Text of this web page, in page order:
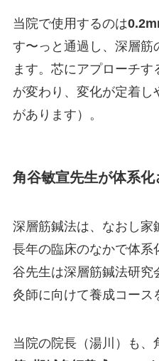
当院で使用するのは
す〜っと通過し、深層筋
ます。芯にアプローチ
が変わり、変化が定着し
があります）。
角谷敏宣先生が体系化
深層筋鍼法は、なおし家
長年の臨床のなかで体系
谷先生は深層筋鍼法研究
灸師に向けて養成コース
当院の院長（湯川）も、